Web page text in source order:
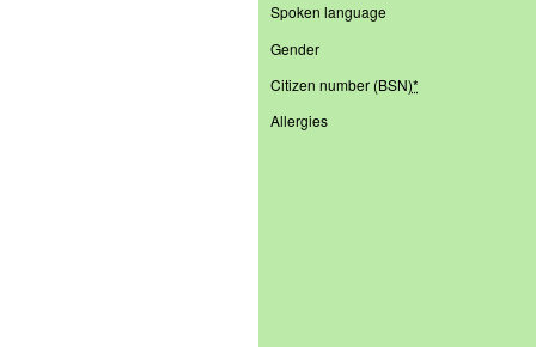
Spoken language
Gender
Citizen number (BSN)*
Allergies